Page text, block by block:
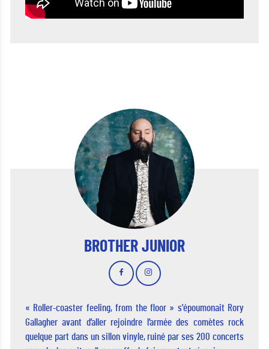
BROTHER JUNIOR
« Roller-coaster feeling, from the floor » s'époumonait Rory
Gallagher avant d’aller rejoindre l’armée des comètes rock
quelque part dans un sillon vinyle, ruiné par ses 200 concerts